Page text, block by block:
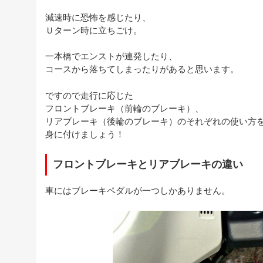
減速時に恐怖を感じたり、
Ｕターン時に立ちごけ。
一本橋でエンストが連発したり、
コースから落ちてしまったりがあると思います。
ですので走行に応じた
フロントブレーキ（前輪のブレーキ）、
リアブレーキ（後輪のブレーキ）のそれぞれの使い方
身に付けましょう！
フロントブレーキとリアブレーキの違い
車にはブレーキペダルが一つしかありません。